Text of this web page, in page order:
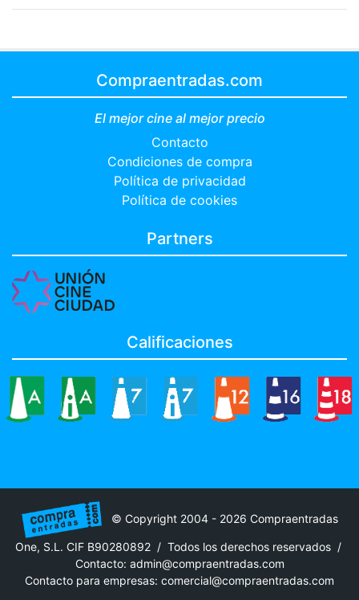
Compraentradas.com
El mejor cine al mejor precio
Contacto
Condiciones de compra
Política de privacidad
Política de cookies
Partners
Calificaciones
© Copyright 2004 - 2026 Compraentradas
One, S.L. CIF B90280892 / Todos los derechos reservados /
Contacto: admin@compraentradas.com
Contacto para empresas: comercial@compraentradas.com